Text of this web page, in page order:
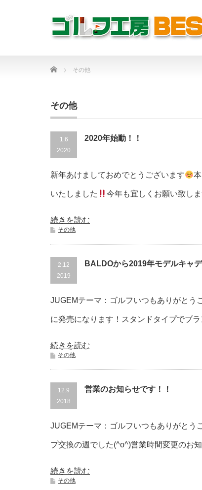
Home その他
その他
1.6
2020
2020年始動！！
新年あけましておめでとうございます
いたしました 今年も宜しくお願い致し
続きを読む
その他
2.12
2019
BALDOから2019年モデルキャデ
JUGEMテーマ：ゴルフいつもありがとう
に発売になります！スタンドタイプでブ
続きを読む
その他
12.9
2018
営業のお知らせです！！
JUGEMテーマ：ゴルフいつもありがとう
プ交換の週でした(^o^)営業時間変更のお
続きを読む
その他